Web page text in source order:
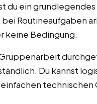
du ein grundlegendes
Routineaufgaben
keine Bedingung.
Du kannst
technischen